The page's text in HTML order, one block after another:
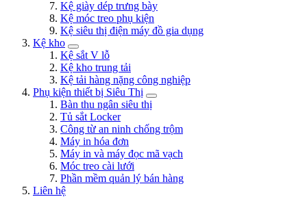
Kệ giày dép trưng bày
Kệ móc treo phụ kiện
Kệ siêu thị điện máy đồ gia dụng
Kệ kho
Kệ sắt V lỗ
Kệ kho trung tải
Kệ tải hàng nặng công nghiệp
Phụ kiện thiết bị Siêu Thị
Bàn thu ngân siêu thị
Tủ sắt Locker
Công từ an ninh chống trộm
Máy in hóa đơn
Máy in và máy đọc mã vạch
Móc treo cài lưới
Phần mềm quản lý bán hàng
Liên hệ